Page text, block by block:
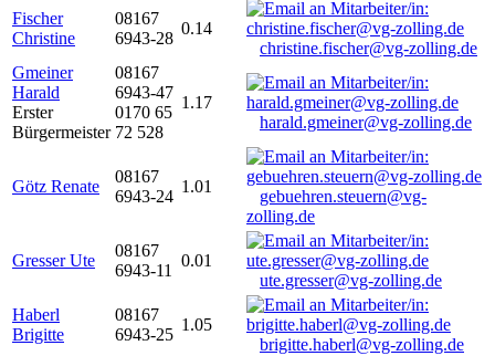
Fischer
Christine
08167
6943-28
0.14
christine.fischer@vg-zolling.de
Gmeiner
Harald
Erster
Bürgermeister
08167
6943-47
0170 65
72 528
1.17
harald.gmeiner@vg-zolling.de
Götz Renate
08167
6943-24
1.01
gebuehren.steuern@vg-
zolling.de
Gresser Ute
08167
6943-11
0.01
ute.gresser@vg-zolling.de
Haberl
Brigitte
08167
6943-25
1.05
brigitte.haberl@vg-zolling.de